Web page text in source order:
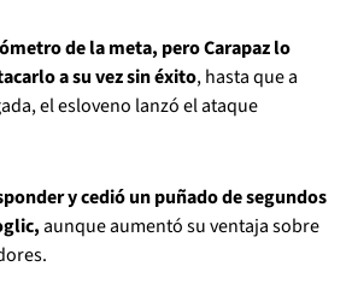
de la meta, pero Carapaz lo
a su vez sin éxito, hasta que a
el esloveno lanzó el ataque
y cedió un puñado de segundos
aunque aumentó su ventaja sobre